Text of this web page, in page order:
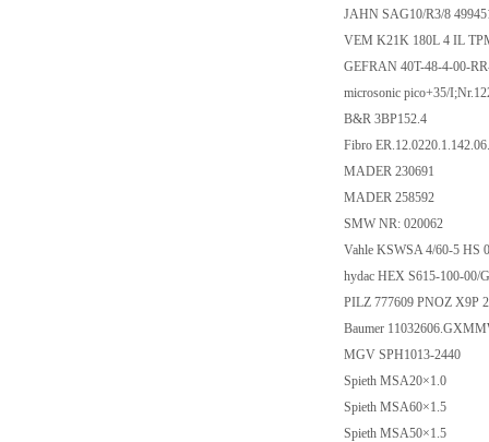
JAHN SAG10/R3/8
VEM K21K 180L 4 IL
GEFRAN 40T-48-4-00-
microsonic pico+35/
B&R 3BP152.4
Fibro
MADER 230691
MADER 258592
SMW NR: 020062
Vahle KSWSA 4/60-5 HS
hydac HEX S615-100-00/
PILZ 777609 PNOZ X9P
Baumer
MGV SPH1013-2440
Spieth MSA20×1.0
Spieth MSA60×1.5
Spieth MSA50×1.5